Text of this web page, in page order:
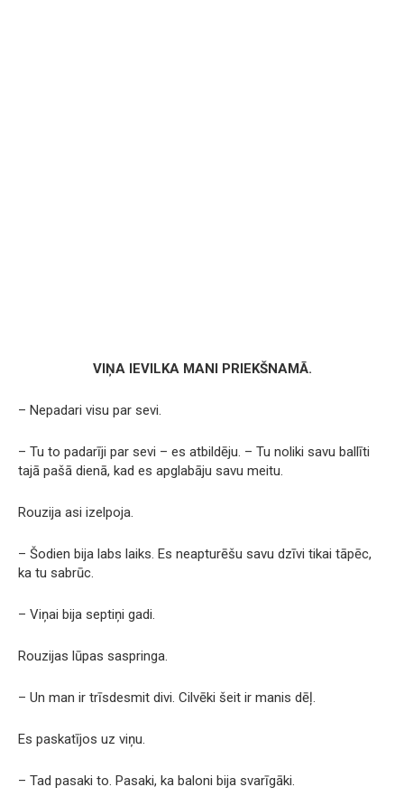
VIŅA IEVILKA MANI PRIEKŠNAMĀ.
– Nepadari visu par sevi.
– Tu to padarīji par sevi – es atbildēju. – Tu noliki savu ballīti
tajā pašā dienā, kad es apglabāju savu meitu.
Rouzija asi izelpoja.
– Šodien bija labs laiks. Es neapturēšu savu dzīvi tikai tāpēc,
ka tu sabrūc.
– Viņai bija septiņi gadi.
Rouzijas lūpas saspringa.
– Un man ir trīsdesmit divi. Cilvēki šeit ir manis dēļ.
Es paskatījos uz viņu.
– Tad pasaki to. Pasaki, ka baloni bija svarīgāki.